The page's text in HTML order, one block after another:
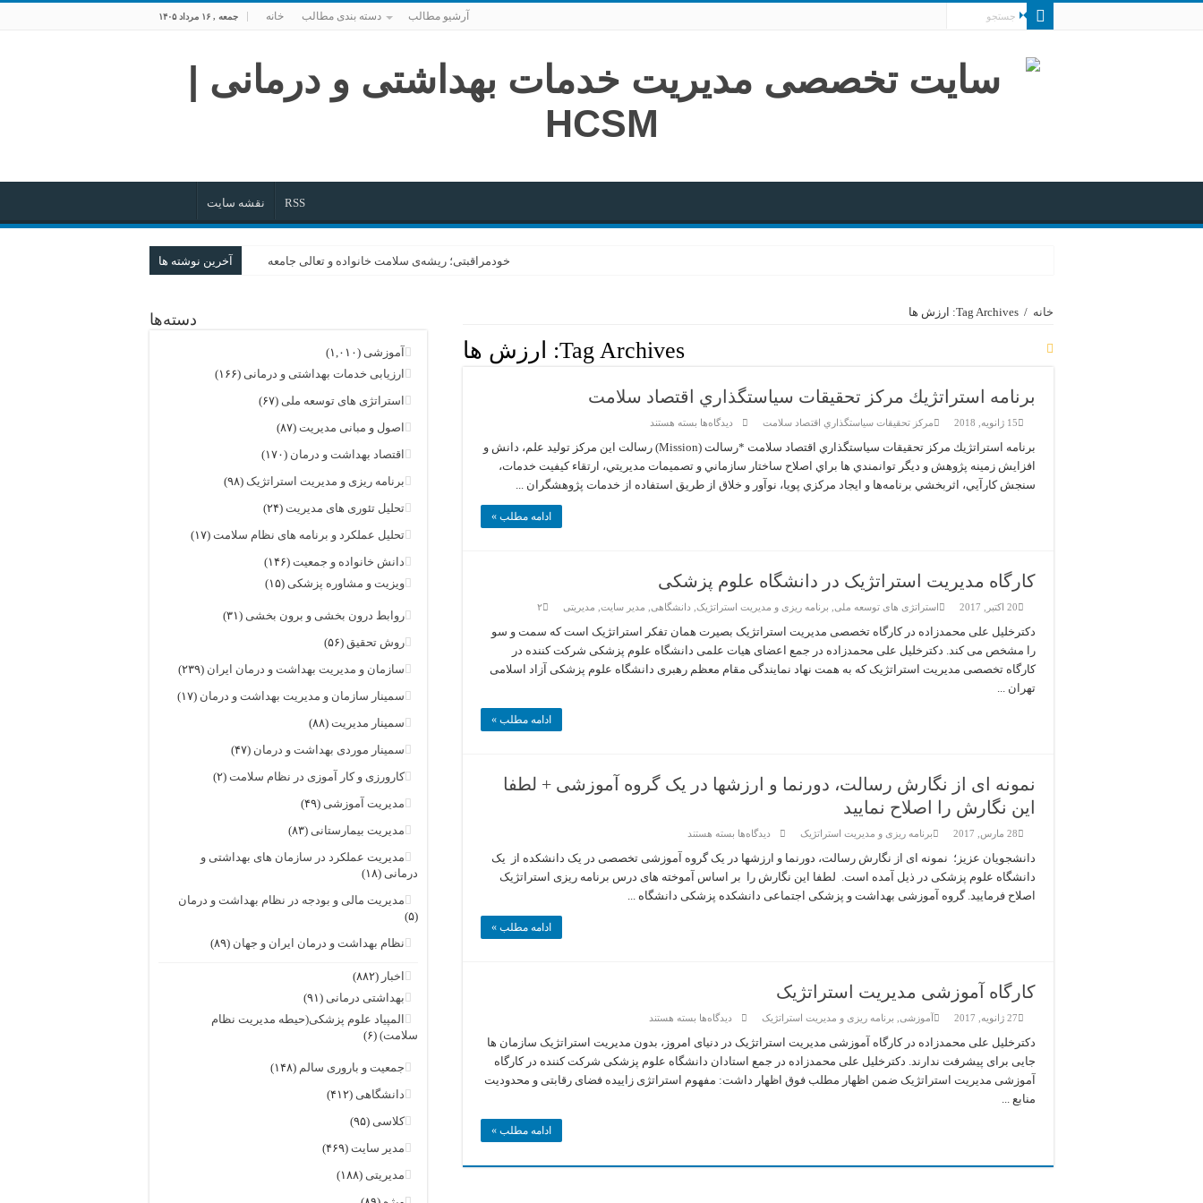
جمعه , ۱۶ مرداد ۱۴۰۵ خانه دسته بندی مطالب آرشیو مطالب
نقشه سایت RSS
آخرین نوشته ها خودمراقبتی؛ ریشه‌ی سلامت خانواده و تعالی جامعه
تلاقی تخصص؛ از همگرایی تا هم‌افزایی در نظام سلامت
خانه / Tag Archives: ارزش ها
Tag Archives: ارزش ها
برنامه استراتژيك مركز تحقيقات سياستگذاري اقتصاد سلامت
15 ژانویه, 2018 مركز تحقيقات سياستگذاري اقتصاد سلامت دیدگاه‌ها
برای
استراتژيك
تحقيقات
سياستگذاري
اقتصاد
بسته هستند
برنامه استراتژيك مركز تحقيقات سياستگذاري اقتصاد سلامت *رسالت (Mission) ‏‏رسالت اين مركز توليد علم، دانش و
افزايش زمينه پژوهش و ديگر توانمندي ها براي اصلاح ساختار سازماني و تصميمات مديريتي، ارتقاء كيفيت خدمات،
سنجش كارآيي، اثربخشي برنامه‌ها و ايجاد مركزي پويا، نوآور و خلاق از طريق استفاده از خدمات پژوهشگران ...
ادامه مطلب »
کارگاه مدیریت استراتژیک در دانشگاه علوم پزشکی
20 اکتبر, 2017 استراتژی های توسعه ملی برنامه ریزی و مدیریت استراتژیک دانشگاهی مدیر سایت مدیریتی ۲
دکترخلیل علی محمدزاده در کارگاه تخصصی مدیریت استراتژیک بصیرت همان تفکر استراتژیک است که سمت و سو
را مشخص می کند. دکترخلیل علی محمدزاده در جمع اعضای هیات علمی دانشگاه علوم پزشکی شرکت کننده در
کارگاه تخصصی مدیریت استراتژیک که به همت نهاد نمایندگی مقام معظم رهبری دانشگاه علوم پزشکی آزاد اسلامی
تهران ...
ادامه مطلب »
نمونه ای از نگارش رسالت، دورنما و ارزشها در یک گروه آموزشی + لطفا
این نگارش را اصلاح نمایید
28 مارس, 2017 برنامه ریزی و مدیریت استراتژیک دیدگاه‌ها
برای
ای
از
نگارش
رسالت،
دورنما
نگارش
اصلاح
نمایید
بسته هستند
دانشجویان عزیز؛ نمونه ای از نگارش رسالت، دورنما و ارزشها در یک گروه آموزشی تخصصی در یک دانشکده از یک
دانشگاه علوم پزشکی در ذیل آمده است. لطفا این نگارش را بر اساس آموخته های درس برنامه ریزی استراتژیک
اصلاح فرمایید. گروه آموزشی بهداشت و پزشکی اجتماعی دانشکده پزشکی دانشگاه ...
ادامه مطلب »
کارگاه آموزشی مدیریت استراتژیک
27 ژانویه, 2017 آموزشی برنامه ریزی و مدیریت استراتژیک دیدگاه‌ها
برای
آموزشی
مدیریت
استراتژیک
بسته هستند
دکترخلیل علی محمدزاده در کارگاه آموزشی مدیریت استراتژیک در دنیای امروز، بدون مدیریت استراتژیک سازمان ها
جایی برای پیشرفت ندارند. دکترخلیل علی محمدزاده در جمع استادان دانشگاه علوم پزشکی شرکت کننده در کارگاه
آموزشی مدیریت استراتژیک ضمن اظهار مطلب فوق اظهار داشت: مفهوم استراتژی زاییده فضای رقابتی و محدودیت
منابع ...
ادامه مطلب »
دسته‌ها
آموزشی (۱,۰۱۰)
ارزیابی خدمات بهداشتی و درمانی (۱۶۶)
استراتژی های توسعه ملی (۶۷)
اصول و مبانی مدیریت(۸۷)
اقتصاد بهداشت و درمان (۱۷۰)
برنامه ریزی و مدیریت استراتژیک (۹۸)
تحلیل تئوری های مدیریت(۲۴)
تحلیل عملکرد و برنامه های نظام سلامت(۱۷)
دانش خانواده و جمعیت(۱۴۶)
ویزیت و مشاوره پزشکی (۱۵)
روابط درون بخشی و برون بخشی (۳۱)
روش تحقیق(۵۶)
سازمان و مدیریت بهداشت و درمان ایران (۲۳۹)
سمینار سازمان و مدیریت بهداشت و درمان (۱۷)
سمینار مدیریت(۸۸)
سمینار موردی بهداشت و درمان (۴۷)
کارورزی و کار آموزی در نظام سلامت(۲)
مدیریت آموزشی (۴۹)
مدیریت بیمارستانی (۸۳)
مدیریت عملکرد در سازمان های بهداشتی و
درمانی (۱۸)
مدیریت مالی و بودجه در نظام بهداشت و درمان
(۵)
نظام بهداشت و درمان ایران و جهان (۸۹)
اخبار (۸۸۲)
بهداشتی درمانی (۹۱)
المپیاد علوم پزشکی(حیطه مدیریت نظام
سلامت) (۶)
جمعیت و باروری سالم (۱۴۸)
دانشگاهی (۴۱۲)
کلاسی (۹۵)
مدیر سایت(۴۶۹)
مدیریتی (۱۸۸)